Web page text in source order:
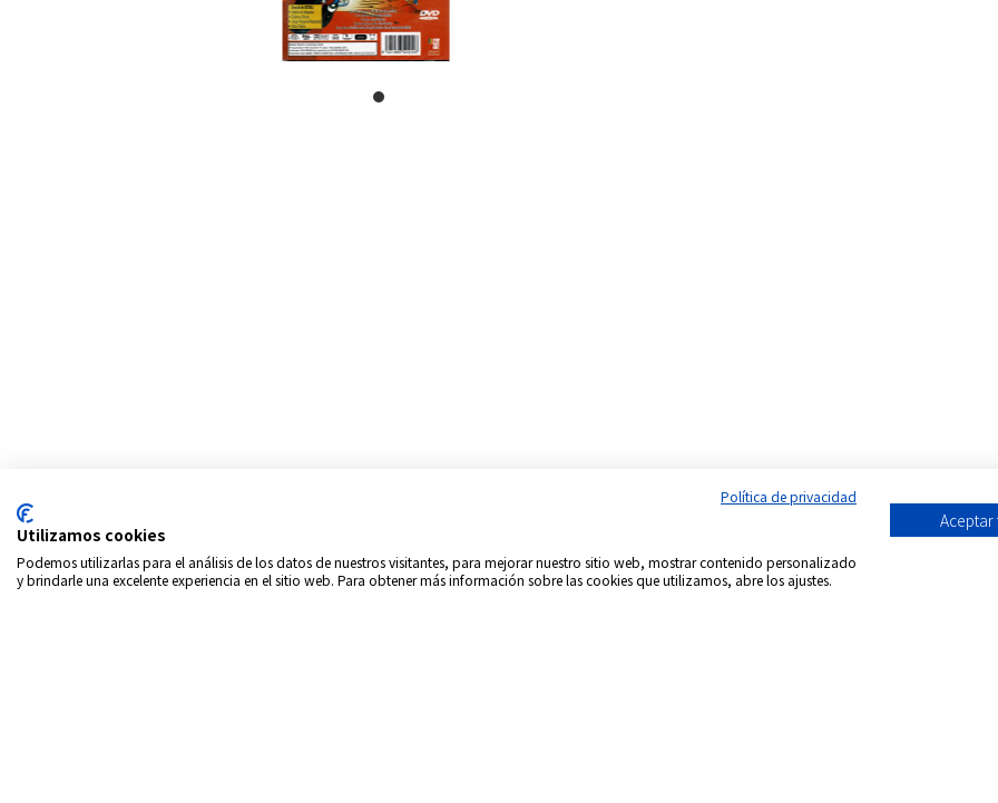
Política de privacidad
Utilizamos cookies
Podemos utilizarlas para el análisis de los datos de nuestros visitantes, para mejorar nuestro sitio web, mostrar contenido personalizado
y brindarle una excelente experiencia en el sitio web. Para obtener más información sobre las cookies que utilizamos, abre los ajustes.